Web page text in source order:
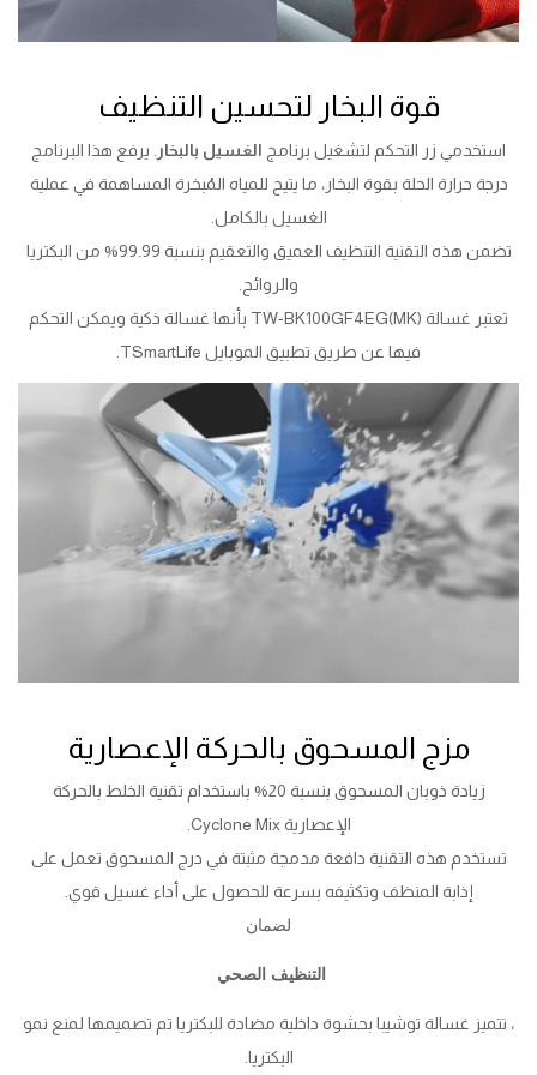
قوة البخار لتحسين التنظيف
استخدمي زر التحكم لتشغيل برنامج الغسيل بالبخار
. يرفع هذا البرنامج
درجة حرارة الحلة بقوة البخار، ما يتيح للمياه المُبخرة المساهمة في عملية
الغسيل بالكامل.
تضمن هذه التقنية التنظيف العميق والتعقيم بنسبة 99.99% من البكتريا
والروائح.
تعتبر غسالة TW-BK100GF4EG(MK) بأنها غسالة ذكية ويمكن التحكم
فيها عن طريق تطبيق الموبايل TSmartLife.
مزج المسحوق بالحركة الإعصارية
زيادة ذوبان المسحوق بنسبة 20% باستخدام تقنية الخلط بالحركة
الإعصارية Cyclone Mix.
تستخدم هذه التقنية دافعة مدمجة مثبتة في درج المسحوق تعمل على
إذابة المنظف وتكثيفه بسرعة للحصول على أداء غسيل قوي.
لضمان
التنظيف الصحي
، تتميز غسالة توشيبا بحشوة داخلية مضادة للبكتريا تم تصميمها لمنع نمو
البكتريا.